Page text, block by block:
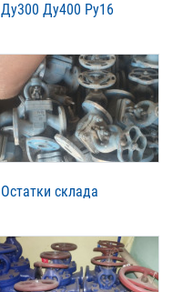
Ду300 Ду400 Ру16
Остатки склада